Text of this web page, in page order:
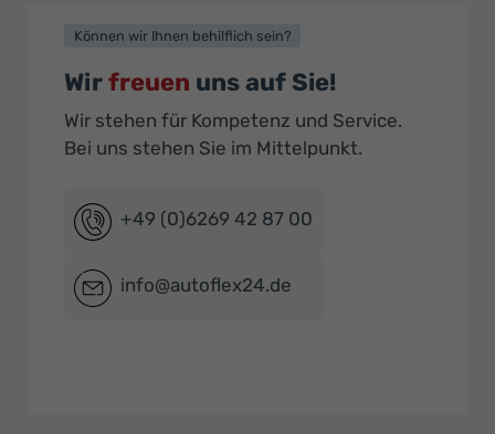
Können wir Ihnen behilflich sein?
Wirfreuen uns auf Sie!
Wir stehen für Kompetenz und Service.
Bei uns stehen Sie im Mittelpunkt.
+49 (0)6269 42 87 00
info@autoflex24.de